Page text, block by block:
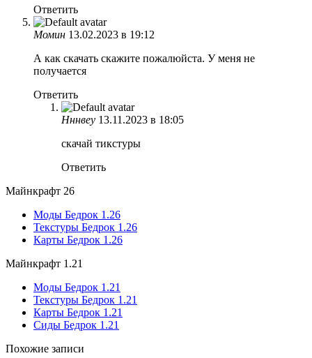
Ответить
Момин 13.02.2023 в 19:12
А как скачать скажите пожалюйста. У меня не
получается
Ответить
Нннвеу 13.11.2023 в 18:05
скачай тикстуры
Ответить
Майнкрафт 26
Моды Бедрок 1.26
Текстуры Бедрок 1.26
Карты Бедрок 1.26
Майнкрафт 1.21
Моды Бедрок 1.21
Текстуры Бедрок 1.21
Карты Бедрок 1.21
Сиды Бедрок 1.21
Похожие записи